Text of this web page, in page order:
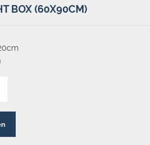
BOX (60X90CM)